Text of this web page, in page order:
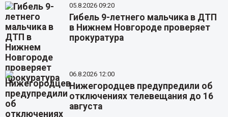
05.8.2026 09:20
Гибель 9-летнего мальчика в ДТП
в Нижнем Новгороде проверяет
прокуратура
06.8.2026 12:00
Нижегородцев предупредили об
отключениях телевещания до 16
августа